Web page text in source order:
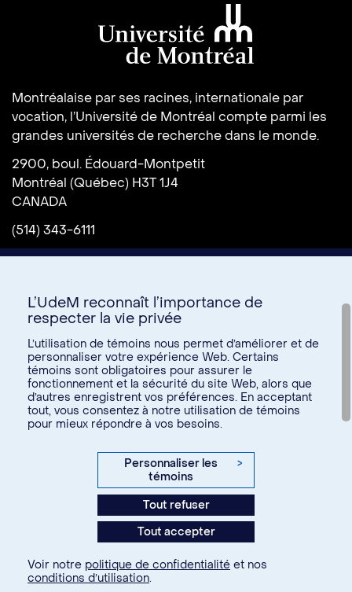
Montréalaise par ses racines, internationale par
vocation, l’Université de Montréal compte parmi les
grandes universités de recherche dans le monde.
2900, boul. Édouard-Montpetit
Montréal (Québec) H3T 1J4
CANADA
(514) 343-6111
Donnez à l’UdeM
U15
© Université de Montréal, 2026. Tous droits réservés.
Confidentialité
Conditions d’utilisation
Paramètres des témoins
L’UdeM reconnaît l’importance de
respecter la vie privée
L’utilisation de témoins nous permet d’améliorer et de
personnaliser votre expérience Web. Certains
témoins sont obligatoires pour assurer le
fonctionnement et la sécurité du site Web, alors que
d’autres enregistrent vos préférences. En acceptant
tout, vous consentez à notre utilisation de témoins
pour mieux répondre à vos besoins.
Personnaliser les
témoins
>
Tout refuser
Tout accepter
Voir notre politique de confidentialité et nos
conditions d’utilisation.